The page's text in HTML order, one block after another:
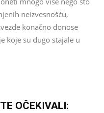
neizvesnošću,
konačno donose
koje su dugo stajale u
OČEKIVALI: